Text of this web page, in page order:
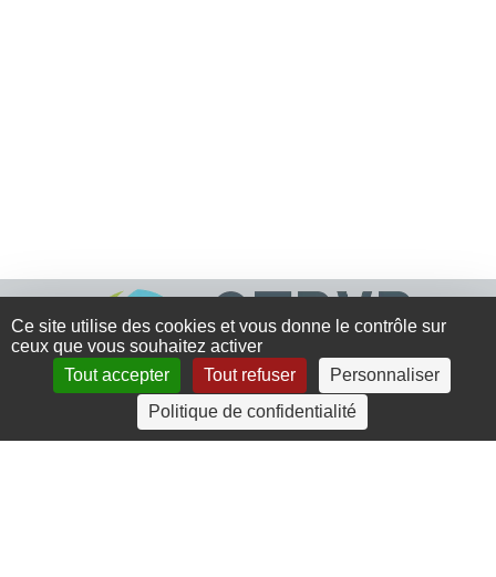
Ce site utilise des cookies et vous donne le contrôle sur
ceux que vous souhaitez activer
Tout accepter
Tout refuser
Personnaliser
Politique de confidentialité